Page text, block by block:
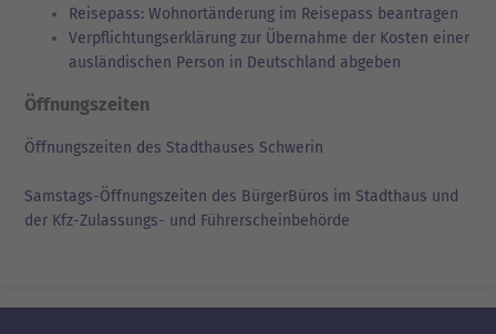
Reisepass: Wohnortänderung im Reisepass beantragen
Verpflichtungserklärung zur Übernahme der Kosten einer
ausländischen Person in Deutschland abgeben
Öffnungszeiten
Öffnungszeiten des Stadthauses Schwerin
Samstags-Öffnungszeiten des BürgerBüros im Stadthaus und
der Kfz-Zulassungs- und Führerscheinbehörde